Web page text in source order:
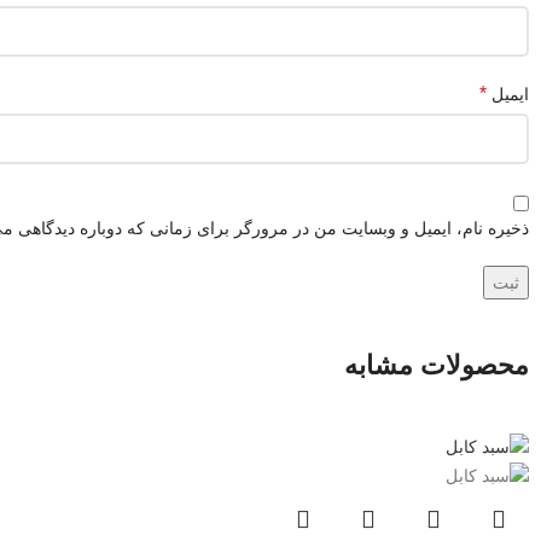
ایمیل *
ذخیره نام، ایمیل و وبسایت من در مرورگر برای زمانی که دوباره دیدگاهی
محصولات مشابه